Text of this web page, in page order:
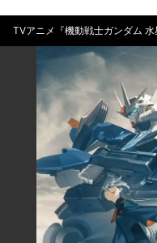
TVアニメ『機動戦士ガンダム